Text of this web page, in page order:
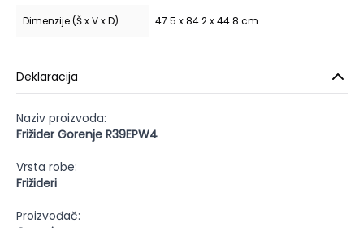
Dimenzije (Š x V x D) 47.5 x 84.2 x 44.8 cm
Deklaracija
Naziv proizvoda:
Frižider Gorenje R39EPW4
Vrsta robe:
Frižideri
Proizvođač: